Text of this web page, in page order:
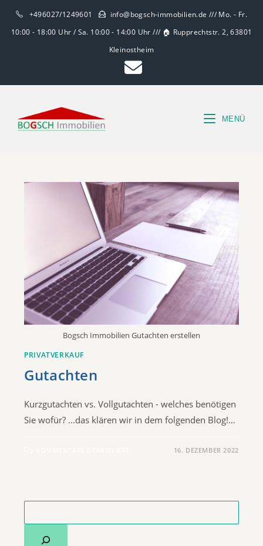
+496027/1249601
info@bogsch-immobilien.de /// Mo. - Fr.
10:00 - 18:00 Uhr / Sa. 10:00 - 14:00 Uhr /// 🏠 Rupprechtstr. 2, 63801
Kleinostheim
MENÜ
Bogsch Immobilien Gutachten erstellen
PRIVATVERKAUF
Gutachten
Kurzgutachten vs. Vollgutachten - welches benötigen
Sie wofür? ...das klären wir in dem folgenden Blog!…
16. DEZEMBER 2022